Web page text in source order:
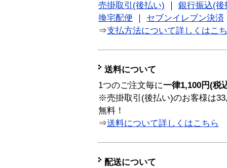
売掛取引(後払い)
銀行振込(後
換宅配便
セブンイレブン決済
⇒支払方法について詳しくはこ
送料について
1つのご注文毎に一律1,100円(税
※売掛取引(後払い)のお客様は
無料！
⇒送料について詳しくはこちら
配送について